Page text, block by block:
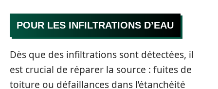
POUR LES INFILTRATIONS D’EAU
Dès que des infiltrations sont détectées, il
est crucial de réparer la source : fuites de
toiture ou défaillances dans l’étanchéité